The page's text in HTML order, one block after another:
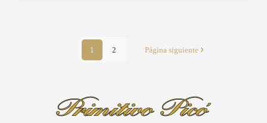
1 2 Página siguiente